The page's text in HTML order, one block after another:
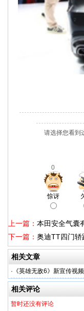
请选择您看到
0
惊讶
上一篇： 本田安全气囊
下一篇： 奥迪TT四门轿
相关文章
· 《英雄无敌6》新宣传视
相关评论
暂时还没有评论